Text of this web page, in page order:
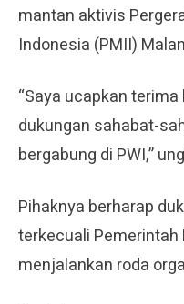
mantan aktivis
Indonesia (PMII)
“Saya ucapkan
dukungan sahabat-
bergabung di PWI,”
Pihaknya berharap
terkecuali
menjalankan roda